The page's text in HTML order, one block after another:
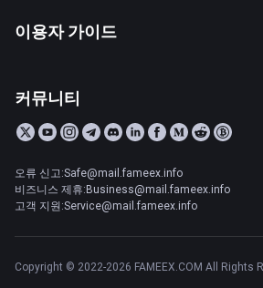
이용자 가이드
커뮤니티
오류 신고:Safe@mail.fameex.info
비즈니스 제휴:Business@mail.fameex.info
고객 지원:Service@mail.fameex.info
Copyright © 2022-2026 FAMEEX.COM All Rights